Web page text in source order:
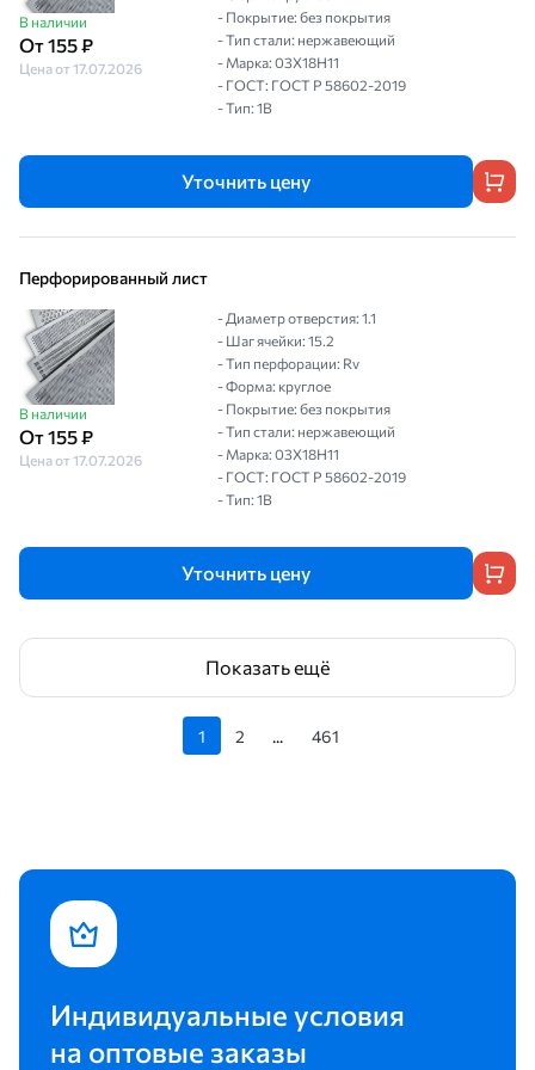
В наличии
От 155 ₽
Цена от 17.07.2026
- Покрытие: без покрытия
- Тип стали: нержавеющий
- Марка: 03Х18Н11
- ГОСТ: ГОСТ Р 58602-2019
- Тип: 1B
Уточнить цену
Перфорированный лист
В наличии
От 155 ₽
Цена от 17.07.2026
- Диаметр отверстия: 1.1
- Шаг ячейки: 15.2
- Тип перфорации: Rv
- Форма: круглое
- Покрытие: без покрытия
- Тип стали: нержавеющий
- Марка: 03Х18Н11
- ГОСТ: ГОСТ Р 58602-2019
- Тип: 1B
Уточнить цену
Показать ещё
1 2 ... 461
Индивидуальные условия
на оптовые заказы